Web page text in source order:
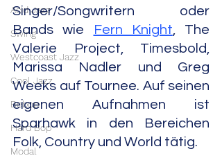
Acid Jazz
Swing
Westcoast Jazz
Cool Jazz
Bebop
Hard Bop
Modal
Singer/Songwritern oder
Bands wie
Fern Knight, The
Valerie Project, Timesbold,
Marissa Nadler und Greg
Weeks auf Tournee. Auf seinen
eigenen Aufnahmen ist
Sparhawk in den Bereichen
Folk, Country und World tätig.